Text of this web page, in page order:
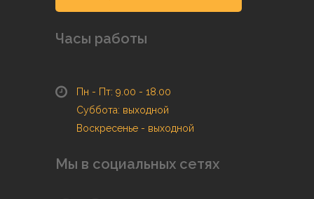
Часы работы
Пн - Пт: 9.00 - 18.00
Суббота: выходной
Воскресенье - выходной
Мы в социальных сетях